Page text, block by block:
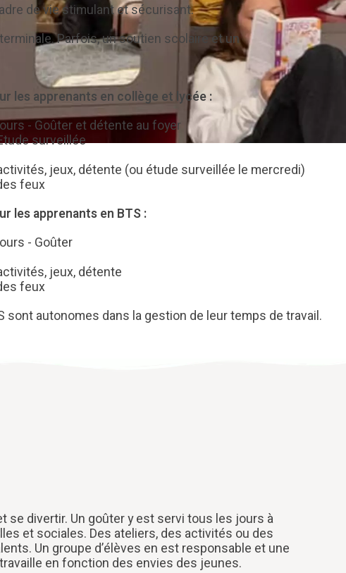
de vie stimulant et sécurisant.
Parfois, un soutien scolaire et un
les apprenants en collège et lycée :
- Goûter et détente au foyer
surveillée
jeux, détente (ou étude surveillée le mercredi)
feux
les apprenants en BTS :
- Goûter
jeux, détente
feux
sont autonomes dans la gestion de leur temps de travail.
se divertir. Un goûter y est servi tous les jours à
et sociales. Des ateliers, des activités ou des
Un groupe d’élèves en est responsable et une
en fonction des envies des jeunes.